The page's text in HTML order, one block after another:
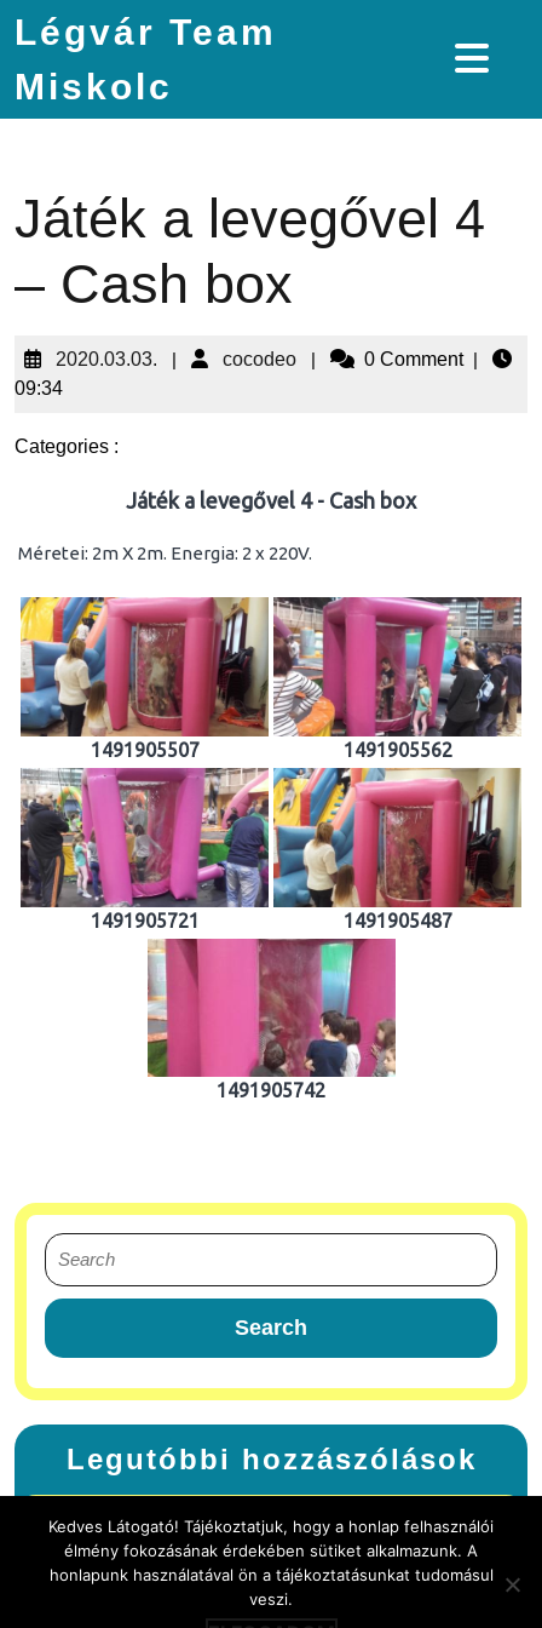
Légvár Team
Miskolc
Játék a levegővel 4
– Cash box
2020.03.03. | cocodeo | 0 Comment |
09:34
Categories :
Játék a levegővel 4 - Cash box
Méretei: 2m X 2m. Energia: 2 x 220V.
1491905507 1491905562
1491905721 1491905487
1491905742
Legutóbbi hozzászólások
Kedves Látogató! Tájékoztatjuk, hogy a honlap felhasználói
élmény fokozásának érdekében sütiket alkalmazunk. A
honlapunk használatával ön a tájékoztatásunkat tudomásul
veszi.